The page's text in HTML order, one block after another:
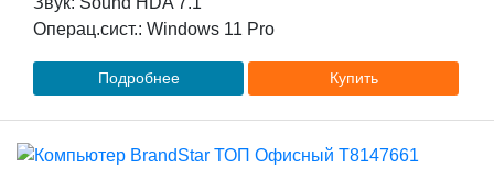
Операц.сист.: Windows 11 Pro
Подробнее Купить